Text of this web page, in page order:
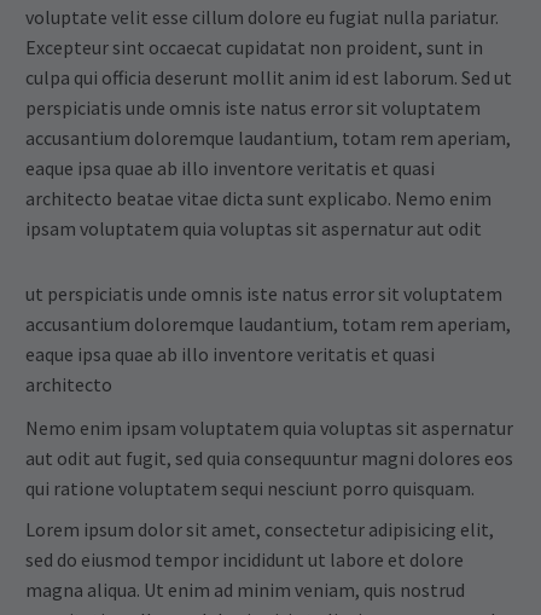
voluptate velit esse cillum dolore eu fugiat nulla pariatur.
Excepteur sint occaecat cupidatat non proident, sunt in
culpa qui officia deserunt mollit anim id est laborum. Sed ut
perspiciatis unde omnis iste natus error sit voluptatem
accusantium doloremque laudantium, totam rem aperiam,
eaque ipsa quae ab illo inventore veritatis et quasi
architecto beatae vitae dicta sunt explicabo. Nemo enim
ipsam voluptatem quia voluptas sit aspernatur aut odit
ut perspiciatis unde omnis iste natus error sit voluptatem
accusantium doloremque laudantium, totam rem aperiam,
eaque ipsa quae ab illo inventore veritatis et quasi
architecto
Nemo enim ipsam voluptatem quia voluptas sit aspernatur
aut odit aut fugit, sed quia consequuntur magni dolores eos
qui ratione voluptatem sequi nesciunt porro quisquam.
Lorem ipsum dolor sit amet, consectetur adipisicing elit,
sed do eiusmod tempor incididunt ut labore et dolore
magna aliqua. Ut enim ad minim veniam, quis nostrud